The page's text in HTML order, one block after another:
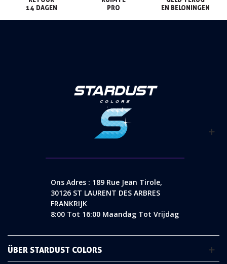
14 DAGEN
PRO
EN BELONINGEN
Ons Adres : 189 Rue Jean Tirole,
30126 ST LAURENT DES ARBRES
FRANKRIJK
8:00 Tot 16:00 Maandag Tot Vrijdag
ÜBER STARDUST COLORS